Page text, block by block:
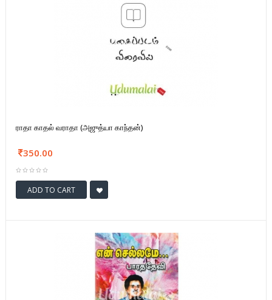
ராதா காதல் வராதா (அஜுத்யா காந்தன்)
350.00
ADD TO CART